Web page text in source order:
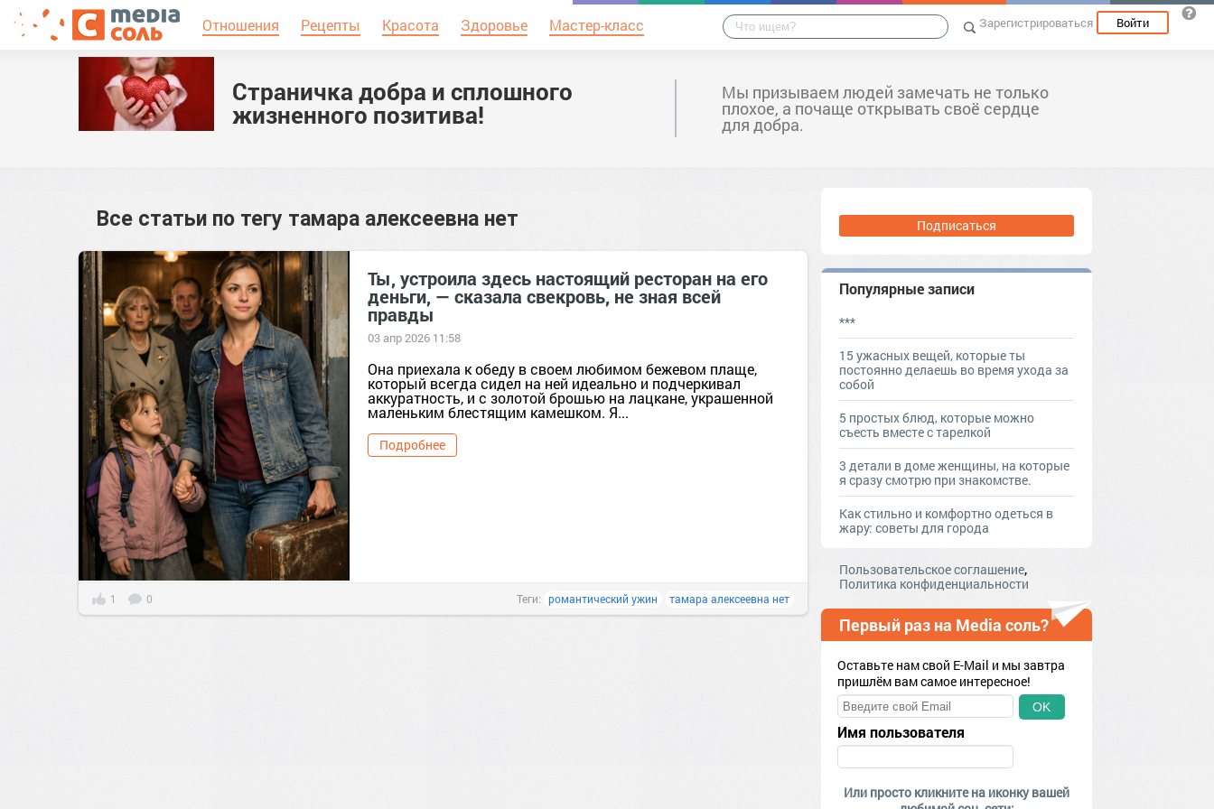
Отношения Рецепты Красота Здоровье Мастер-класс Зарегистрироваться Войти
Страничка добра и сплошного
жизненного позитива!
Мы призываем людей замечать не только
плохое, а почаще открывать своё сердце
для добра.
Все статьи по тегу тамара алексеевна нет
Ты, устроила здесь настоящий ресторан на его
деньги, — сказала свекровь, не зная всей
правды
03 апр 2026 11:58
Она приехала к обеду в своем любимом бежевом плаще,
который всегда сидел на ней идеально и подчеркивал
аккуратность, и с золотой брошью на лацкане, украшенной
маленьким блестящим камешком. Я...
Подробнее
1 0 Теги: романтический ужин тамара алексеевна нет
Подписаться
Популярные записи
***
15 ужасных вещей, которые ты
постоянно делаешь во время ухода за
собой
5 простых блюд, которые можно
съесть вместе с тарелкой
3 детали в доме женщины, на которые
я сразу смотрю при знакомстве.
Как стильно и комфортно одеться в
жару: советы для города
Пользовательское соглашение,
Политика конфиденциальности
Первый раз на Media соль?
Оставьте нам свой E-Mail и мы завтра
пришлём вам самое интересное!
OK
Имя пользователя
Или просто кликните на иконку вашей